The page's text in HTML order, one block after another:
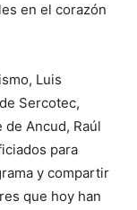
en el corazón
Luis
Sercotec,
Ancud, Raúl
para
y compartir
que hoy han